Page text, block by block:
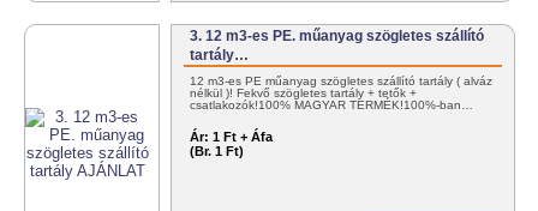
3. 12 m3-es PE. műanyag szögletes szállító
tartály…
12 m3-es PE műanyag szögletes szállító tartály ( alváz
nélkül )! Fekvő szögletes tartály + tetők +
csatlakozók!100% MAGYAR TERMÉK!100%-ban…
Ár: 1 Ft + Áfa
(Br. 1 Ft)